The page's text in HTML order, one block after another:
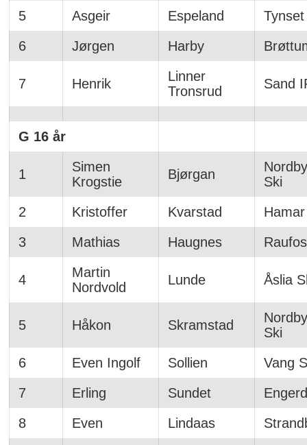
5 Asgeir Espeland
6
Jørgen Harby
7 Henrik
Linner
Tronsrud
Sand
G 16 år
1
Simen
Krogstie
Bjørgan
Ski
2
Kristoffer Kvarstad
3
Mathias Haugnes
4
Martin
Nordvold
Lunde Åslia
5 Håkon Skramstad
Ski
6
Even Ingolf Sollien
Vang
7
Erling Sundet
8
Even Lindaas